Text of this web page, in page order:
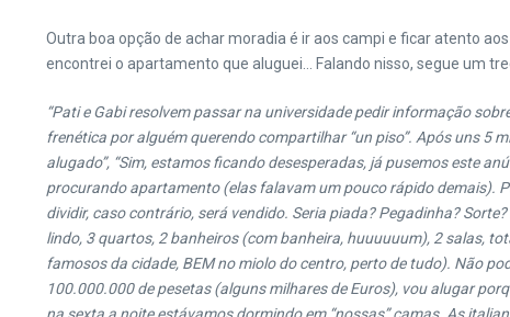
Outra boa opção de achar moradia é ir aos campi e ficar atento
encontrei o apartamento que aluguei… Falando nisso, segue um
“Pati e Gabi resolvem passar na universidade pedir informação
frenética por alguém querendo compartilhar “un piso”. Após uns 5
alugado”, “Sim, estamos ficando desesperadas, já pusemos este
procurando apartamento (elas falavam um pouco rápido demais).
dividir, caso contrário, será vendido. Seria piada? Pegadinha?
lindo, 3 quartos, 2 banheiros (com banheira, huuuuuum), 2 salas,
famosos da cidade, BEM no miolo do centro, perto de tudo). Não
100.000.000 de pesetas (alguns milhares de Euros), vou alugar